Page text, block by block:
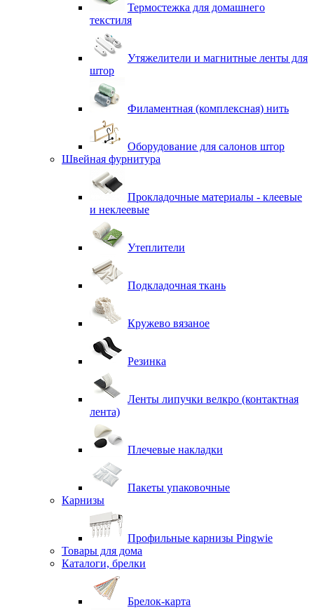
Термостежка для домашнего
текстиля
Утяжелители и магнитные ленты для
штор
Филаментная (комплексная) нить
Оборудование для салонов штор
Швейная фурнитура
Прокладочные материалы - клеевые
и неклеевые
Утеплители
Подкладочная ткань
Кружево вязаное
Резинка
Ленты липучки велкро (контактная
лента)
Плечевые накладки
Пакеты упаковочные
Карнизы
Профильные карнизы Pingwie
Товары для дома
Каталоги, брелки
Брелок-карта